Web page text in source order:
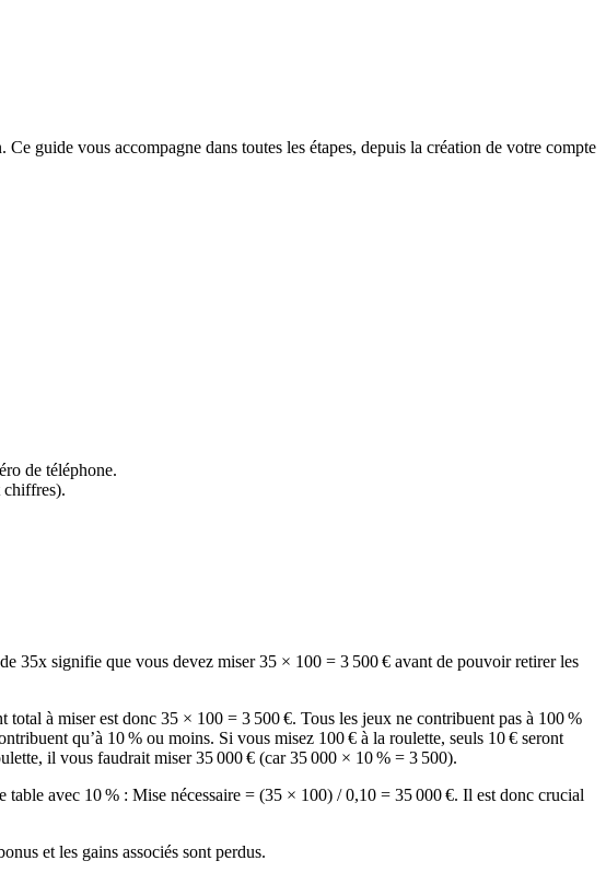
guide vous accompagne dans toutes les étapes, depuis la création de votre compte
de téléphone.
chiffres).
35x signifie que vous devez miser 35 × 100 = 3 500 € avant de pouvoir retirer les
à miser est donc 35 × 100 = 3 500 €. Tous les jeux ne contribuent pas à 100 %
qu’à 10 % ou moins. Si vous misez 100 € à la roulette, seuls 10 € seront
il vous faudrait miser 35 000 € (car 35 000 × 10 % = 3 500).
avec 10 % : Mise nécessaire = (35 × 100) / 0,10 = 35 000 €. Il est donc crucial
et les gains associés sont perdus.